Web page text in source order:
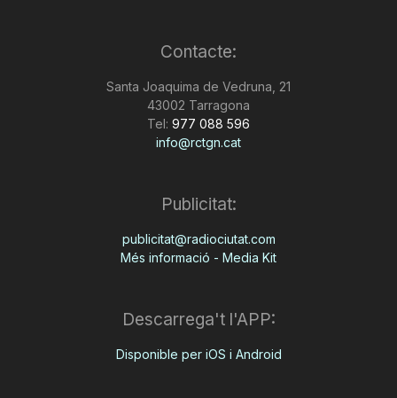
Contacte:
Santa Joaquima de Vedruna, 21
43002 Tarragona
Tel: 977 088 596
info@rctgn.cat
Publicitat:
publicitat@radiociutat.com
Més informació - Media Kit
Descarrega't l'APP:
Disponible per iOS i Android